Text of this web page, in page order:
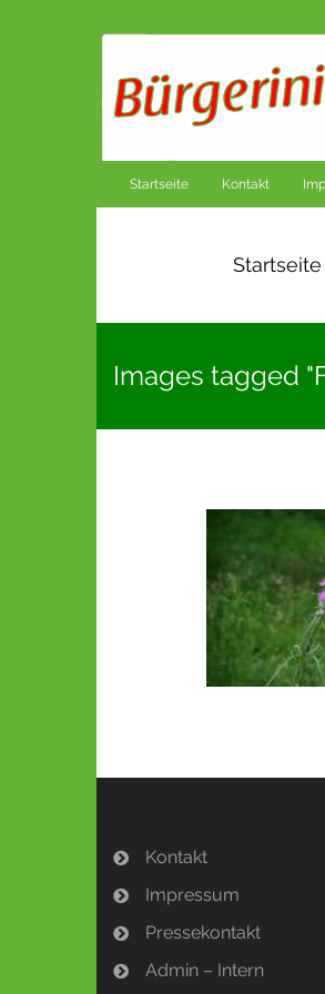
Startseite Kontakt
Startseite
Images tagged
Kontakt
Impressum
Pressekontakt
Admin – Intern